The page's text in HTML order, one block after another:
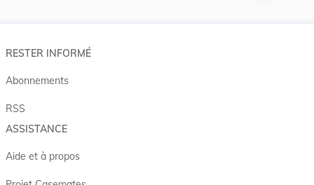
RESTER INFORMÉ
Abonnements
RSS
ASSISTANCE
Aide et à propos